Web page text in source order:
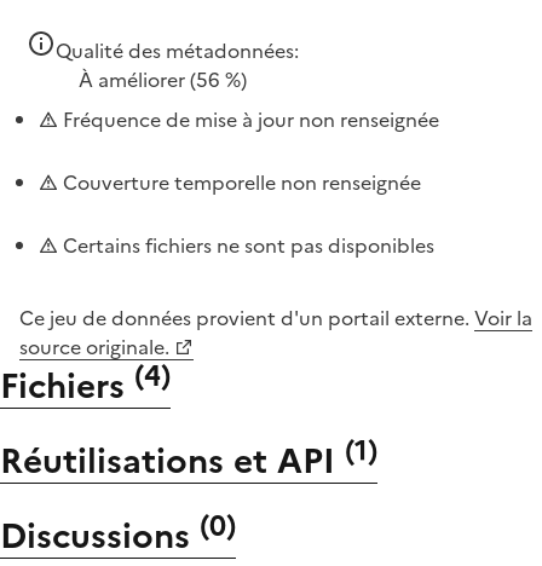
Qualité des métadonnées:
À améliorer(56 %)
Fréquence de mise à jour non renseignée
Couverture temporelle non renseignée
Certains fichiers ne sont pas disponibles
Ce jeu de données provient d'un portail externe. Voir la
source originale.
Fichiers (4)
Réutilisations et API (1)
Discussions (0)